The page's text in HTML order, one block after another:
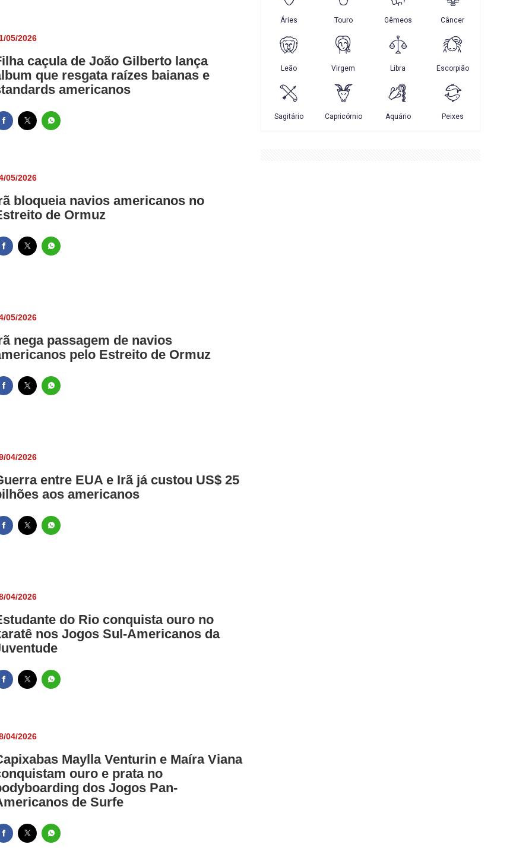
05/2026
caçula de João Gilberto lança
que resgata raízes baianas e
americanos
05/2026
bloqueia navios americanos no
de Ormuz
05/2026
nega passagem de navios
pelo Estreito de Ormuz
04/2026
entre EUA e Irã já custou US$ 25
aos americanos
04/2026
do Rio conquista ouro no
nos Jogos Sul-Americanos da
04/2026
Maylla Venturin e Maíra Viana
ouro e prata no
dos Jogos Pan-
de Surfe